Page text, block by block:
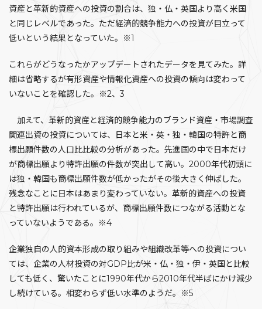
資産と革新的資産への投資の割合は、独・仏・英国より高く米国
と同じレベルであった。ただ経済的競争能力への投資が目立って
低いという結果となっていた。※1
これらがどうなったかアップデートされたデータを見てみた。詳
細は省略するが有形資産や情報化資産への投資の傾向は変わって
いないことを確認した。※2、3
加えて、革新的資産と経済的競争能力のブランド資産・市場調査
関連出資の投資については、日本と米・英・独・韓国の特許と商
標出願件数の人口比比較の分析があった。先進国の中で日本だけ
が商標出願より特許出願の件数が突出して高い。2000年代初頭に
は独・韓国も商標出願件数が低かったがその後大きく伸ばした。
残念なことに日本はあまり変わっていない。革新的資産への投資
と特許出願は行われているが、商標出願件数につながる活動とな
っていないようである。※4
企業独自の人的資本形成の取り組みや組織改革等への投資につい
ては、企業の人材投資の対GDP比が米・仏・独・伊・英国と比較
しても低く、驚いたことに1990年代から2010年代半ばにかけ減少
し続けている。相変わらず低い水準のようだ。※5